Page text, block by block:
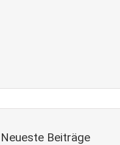
Neueste Beiträge